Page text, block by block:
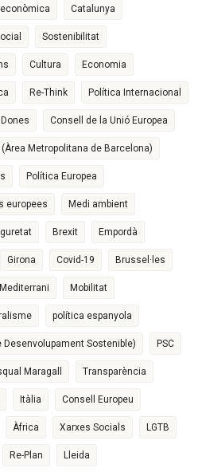
econòmica Catalunya
Sostenibilitat
Cultura Economia
Re-Think Política Internacional
Dones Consell de la Unió Europea
(Àrea Metropolitana de Barcelona)
Política Europea
europees Medi ambient
Brexit Empordà
Girona Covid-19 Brussel·les
Mediterrani Mobilitat
política espanyola
Desenvolupament Sostenible) PSC
Maragall Transparència
Itàlia Consell Europeu
Àfrica Xarxes Socials LGTB
Re-Plan Lleida